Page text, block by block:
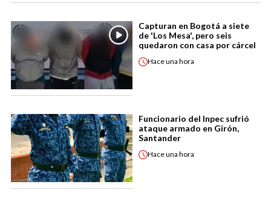
Capturan en Bogotá a siete
de 'Los Mesa', pero seis
quedaron con casa por cárcel
Haceuna hora
Funcionario del Inpec sufrió
ataque armado en Girón,
Santander
Haceuna hora